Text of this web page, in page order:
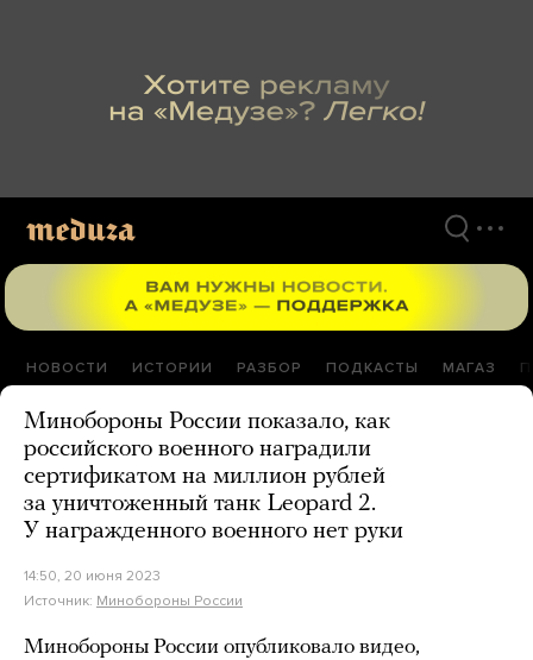
НОВОСТИ ИСТОРИИ РАЗБОР ПОДКАСТЫ МАГАЗ
Минобороны России показало, как
российского военного наградили
сертификатом на миллион рублей
за уничтоженный танк Leopard 2.
У награжденного военного нет руки
14:50, 20 июня 2023
Источник: Минобороны России
Минобороны России опубликовало видео,